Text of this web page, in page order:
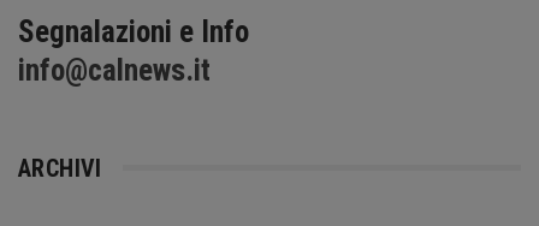
Segnalazioni e Info
info@calnews.it
ARCHIVI